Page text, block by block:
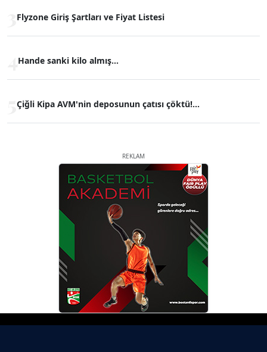
Flyzone Giriş Şartları ve Fiyat Listesi
Hande sanki kilo almış...
Çiğli Kipa AVM'nin deposunun çatısı çöktü!...
REKLAM